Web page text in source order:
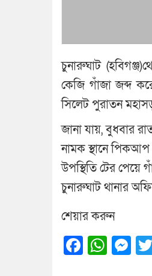
চুনারুঘাট
কেজি গাঁজা জব্দ
সিলেট পুরাতন
জানা যায়, বুধবার
নামক স্থানে
উপস্থিতি টের পেয়ে
চুনারুঘাট থানার
শেয়ার করুন